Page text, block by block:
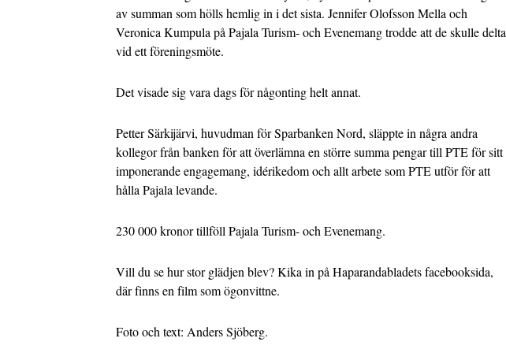
av summan som hölls hemlig in i det sista. Jennifer Olofsson Mella och
Veronica Kumpula på Pajala Turism- och Evenemang trodde att de skulle delta
vid ett föreningsmöte.
Det visade sig vara dags för någonting helt annat.
Petter Särkijärvi, huvudman för Sparbanken Nord, släppte in några andra
kollegor från banken för att överlämna en större summa pengar till PTE för sitt
imponerande engagemang, idérikedom och allt arbete som PTE utför för att
hålla Pajala levande.
230 000 kronor tillföll Pajala Turism- och Evenemang.
Vill du se hur stor glädjen blev? Kika in på Haparandabladets facebooksida,
där finns en film som ögonvittne.
Foto och text: Anders Sjöberg.